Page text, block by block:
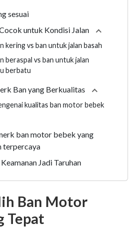
sesuai
untuk Kondisi Jalan Collapse
kering vs ban untuk jalan basah
beraspal vs ban untuk jalan
berbatu
Ban yang Berkualitas Collapse
kualitas ban motor bebek
ban motor bebek yang
terpercaya
Jadi Taruhan
Ban Motor
Tepat